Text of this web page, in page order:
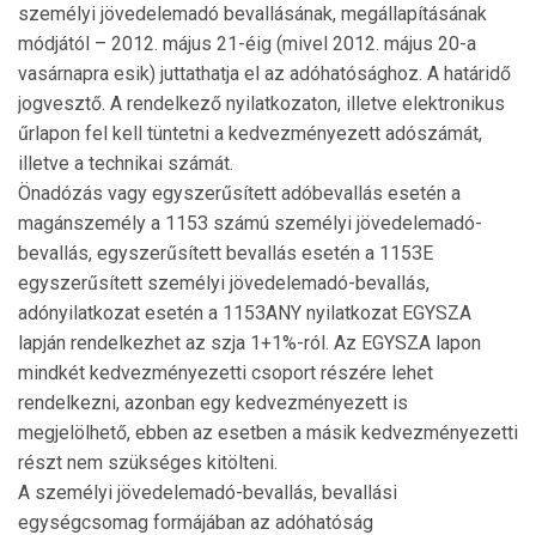
személyi jövedelemadó bevallásának, megállapításának
módjától – 2012. május 21-éig (mivel 2012. május 20-a
vasárnapra esik) juttathatja el az adóhatósághoz. A határidő
jogvesztő. A rendelkező nyilatkozaton, illetve elektronikus
űrlapon fel kell tüntetni a kedvezményezett adószámát,
illetve a technikai számát.
Önadózás vagy egyszerűsített adóbevallás esetén a
magánszemély a 1153 számú személyi jövedelemadó-
bevallás, egyszerűsített bevallás esetén a 1153E
egyszerűsített személyi jövedelemadó-bevallás,
adónyilatkozat esetén a 1153ANY nyilatkozat EGYSZA
lapján rendelkezhet az szja 1+1%-ról. Az EGYSZA lapon
mindkét kedvezményezetti csoport részére lehet
rendelkezni, azonban egy kedvezményezett is
megjelölhető, ebben az esetben a másik kedvezményezetti
részt nem szükséges kitölteni.
A személyi jövedelemadó-bevallás, bevallási
egységcsomag formájában az adóhatóság